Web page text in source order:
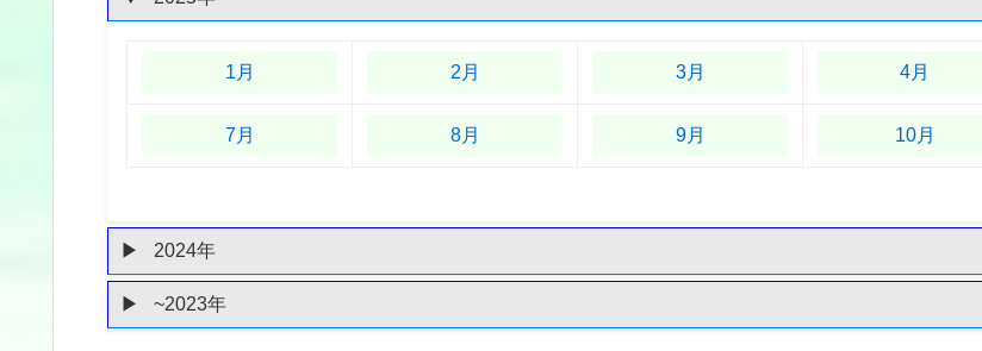
1月 2月 3月 4月
7月 8月 9月 10月
2024年
~2023年